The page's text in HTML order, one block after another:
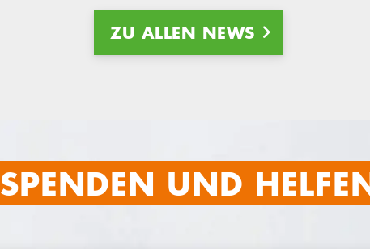
ZU ALLEN NEWS
SPENDEN UND